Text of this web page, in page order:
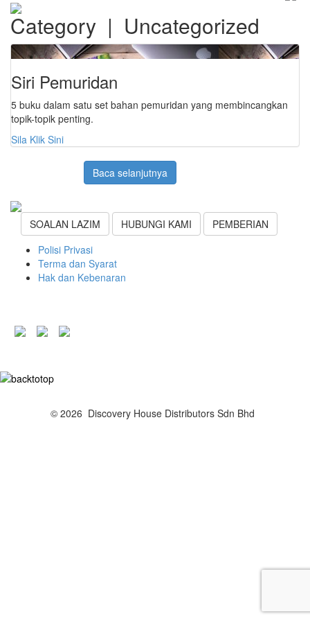
Category | Uncategorized
Siri Pemuridan
5 buku dalam satu set bahan pemuridan yang membincangkan
topik-topik penting.
Sila Klik Sini
Baca selanjutnya
SOALAN LAZIM HUBUNGI KAMI
PEMBERIAN
Polisi Privasi
Terma dan Syarat
Hak dan Kebenaran
© 2026 Discovery House Distributors Sdn Bhd